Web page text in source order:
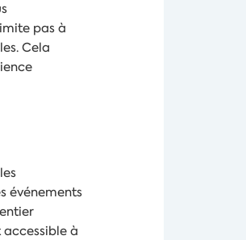
pas à
Cela
événements
à